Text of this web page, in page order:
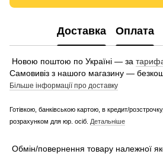
Доставка Оплата
Новою поштою по Україні — за
Самовивіз з нашого магазину —
Більше інформації про доставку
Готівкою, банківською картою, в кредит/
розрахунком для юр. осіб. Детальніше
Обмін/повернення товару належної